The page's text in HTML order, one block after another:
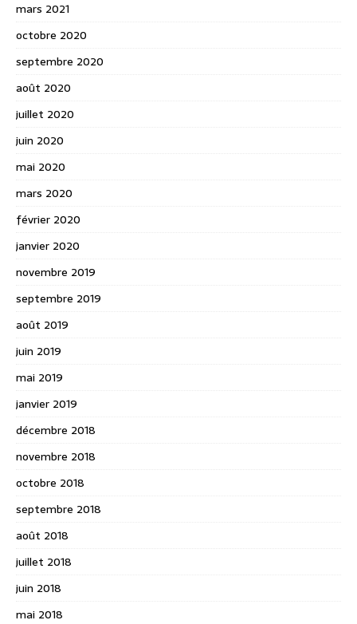
mars 2021
octobre 2020
septembre 2020
août 2020
juillet 2020
juin 2020
mai 2020
mars 2020
février 2020
janvier 2020
novembre 2019
septembre 2019
août 2019
juin 2019
mai 2019
janvier 2019
décembre 2018
novembre 2018
octobre 2018
septembre 2018
août 2018
juillet 2018
juin 2018
mai 2018